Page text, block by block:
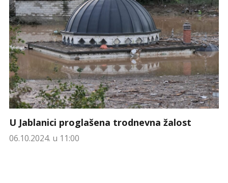
U Jablanici proglašena trodnevna žalost
06.10.2024. u 11:00